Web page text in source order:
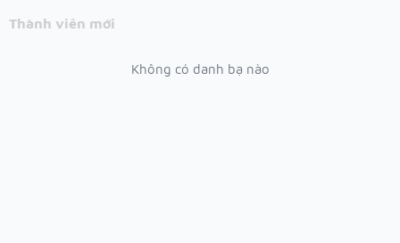
Thành viên mới
Không có danh bạ nào